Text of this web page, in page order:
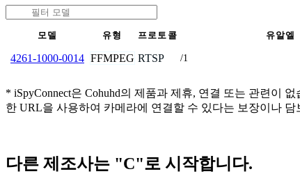
모델 유형 프로토콜 유알엘
4261-1000-0014 FFMPEG RTSP /1
* iSpyConnect은 Cohuhd의 제품과 제휴, 연결 또는 관련이
한 URL을 사용하여 카메라에 연결할 수 있다는 보장이나
다른 제조사는 "C"로 시작합니다.